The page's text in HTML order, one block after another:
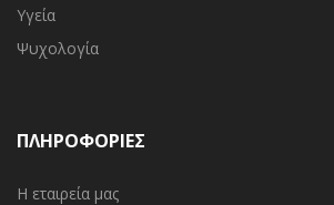
Υγεία
Ψυχολογία
ΠΛΗΡΟΦΟΡΙΕΣ
Η εταιρεία μας